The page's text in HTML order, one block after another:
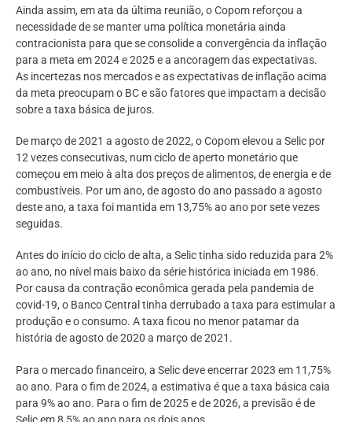
Ainda assim, em ata da última reunião, o Copom reforçou a
necessidade de se manter uma política monetária ainda
contracionista para que se consolide a convergência da inflação
para a meta em 2024 e 2025 e a ancoragem das expectativas.
As incertezas nos mercados e as expectativas de inflação acima
da meta preocupam o BC e são fatores que impactam a decisão
sobre a taxa básica de juros.
De março de 2021 a agosto de 2022, o Copom elevou a Selic por
12 vezes consecutivas, num ciclo de aperto monetário que
começou em meio à alta dos preços de alimentos, de energia e de
combustíveis. Por um ano, de agosto do ano passado a agosto
deste ano, a taxa foi mantida em 13,75% ao ano por sete vezes
seguidas.
Antes do início do ciclo de alta, a Selic tinha sido reduzida para 2%
ao ano, no nível mais baixo da série histórica iniciada em 1986.
Por causa da contração econômica gerada pela pandemia de
covid-19, o Banco Central tinha derrubado a taxa para estimular a
produção e o consumo. A taxa ficou no menor patamar da
história de agosto de 2020 a março de 2021.
Para o mercado financeiro, a Selic deve encerrar 2023 em 11,75%
ao ano. Para o fim de 2024, a estimativa é que a taxa básica caia
para 9% ao ano. Para o fim de 2025 e de 2026, a previsão é de
Selic em 8,5% ao ano para os dois anos.